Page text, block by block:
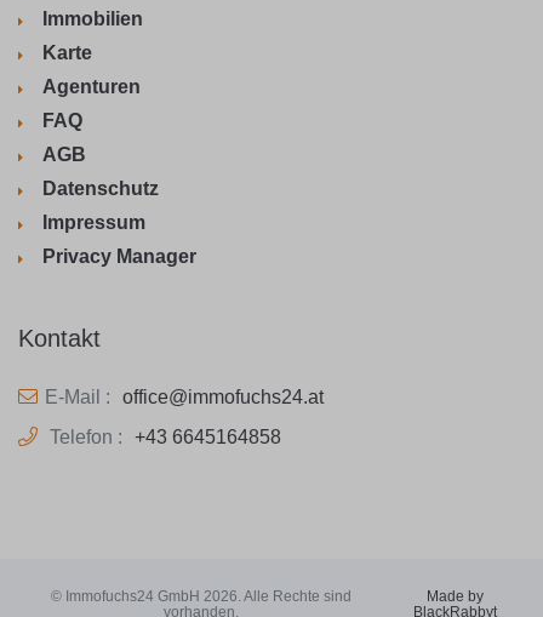
Immobilien
Karte
Agenturen
FAQ
AGB
Datenschutz
Impressum
Privacy Manager
Kontakt
E-Mail :
office@immofuchs24.at
Telefon :
+43 6645164858
© Immofuchs24 GmbH 2026. Alle Rechte sind
vorhanden.
Made by
BlackRabbyt